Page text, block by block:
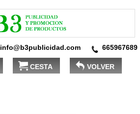
info@b3publicidad.com 665967689
CESTA VOLVER